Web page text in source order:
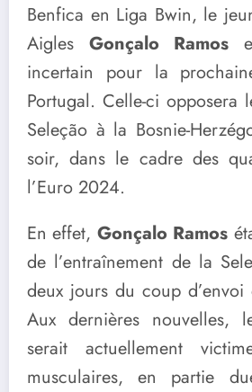
Benfica en Liga Bwin, le
Aigles Gonçalo Ramos
incertain pour la
Portugal. Celle-ci opposera
Seleção à la Bosnie-
soir, dans le cadre des
l’Euro 2024.
En effet, Gonçalo Ramos
de l’entraînement de la
deux jours du coup
Aux dernières nouvelles,
serait actuellement
musculaires, en partie